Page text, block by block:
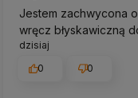
Jestem zachwycona
wręcz błyskawiczną
dzisiaj
0
0